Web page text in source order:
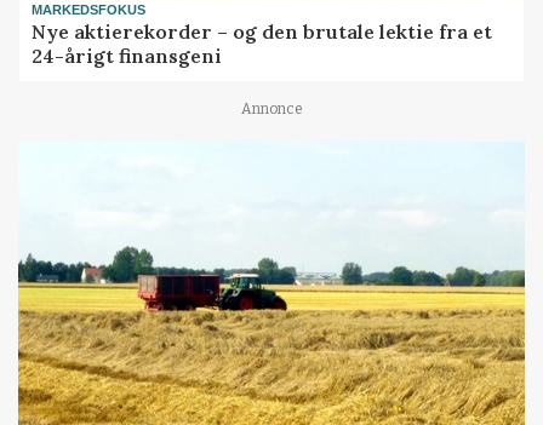
MARKEDSFOKUS
Nye aktierekorder – og den brutale lektie fra et
24-årigt finansgeni
Annonce